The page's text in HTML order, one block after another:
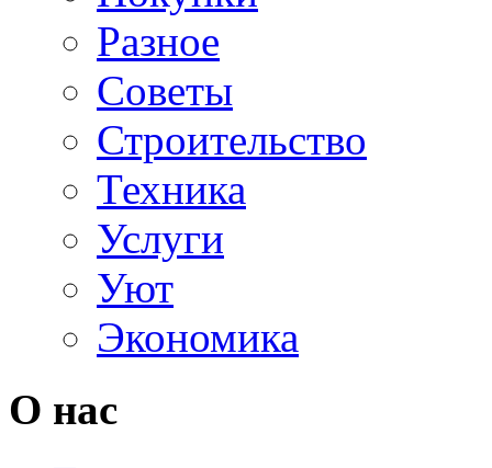
Разное
Советы
Строительство
Техника
Услуги
Уют
Экономика
О нас